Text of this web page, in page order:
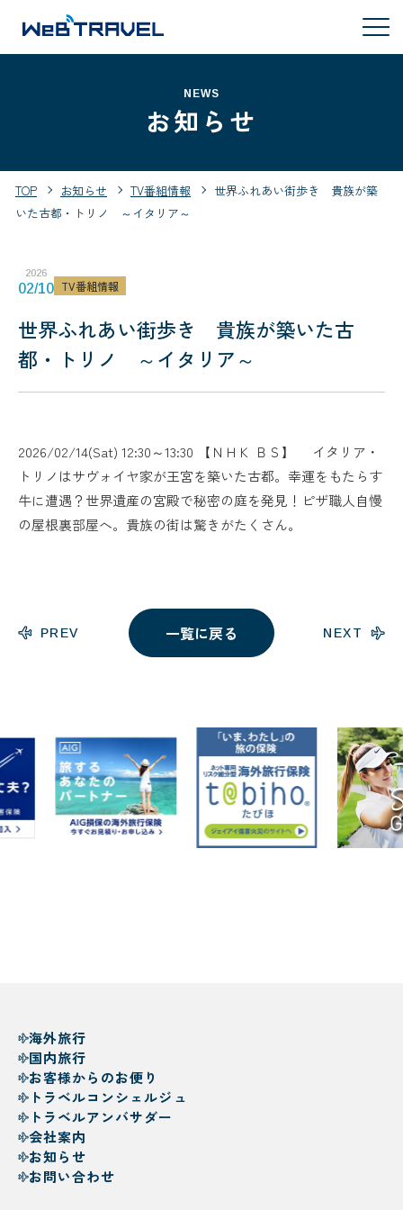
NEWS
お知らせ
TOP お知らせ TV番組情報
世界ふれあい街歩き 貴族が築
いた古都・トリノ ～イタリア～
2026
02/10 TV番組情報
世界ふれあい街歩き 貴族が築いた古
都・トリノ ～イタリア～
2026/02/14(Sat) 12:30～13:30 【ＮＨＫ ＢＳ】 イタリア・
トリノはサヴォイヤ家が王宮を築いた古都。幸運をもたらす
牛に遭遇？世界遺産の宮殿で秘密の庭を発見！ピザ職人自慢
の屋根裏部屋へ。貴族の街は驚きがたくさん。
PREV 一覧に戻る NEXT
海外旅行
国内旅行
お客様からのお便り
トラベルコンシェルジュ
トラベルアンバサダー
会社案内
お知らせ
お問い合わせ